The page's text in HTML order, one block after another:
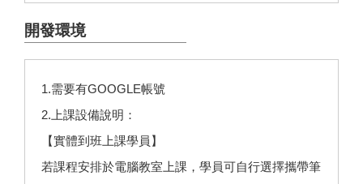
開發環境
1.需要有GOOGLE帳號
2.上課設備說明：
【實體到班上課學員】
若課程安排於電腦教室上課，學員可自行選擇攜帶筆